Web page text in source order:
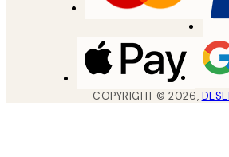
COPYRIGHT ©2026,